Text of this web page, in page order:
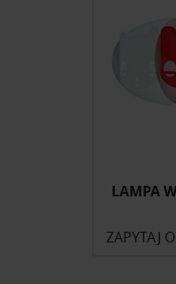
LAMPA
ZAPYTAJ